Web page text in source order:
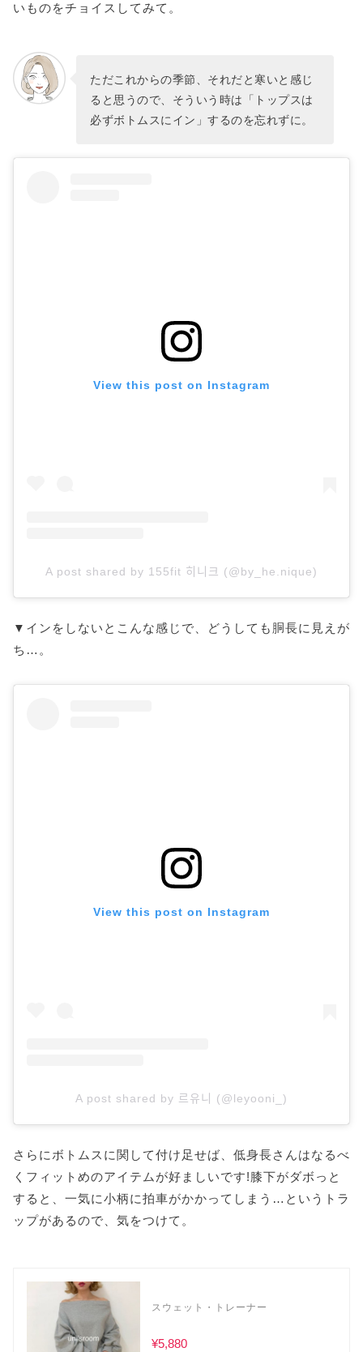
いものをチョイスしてみて。
ただこれからの季節、それだと寒いと感じ
ると思うので、そういう時は「トップスは
必ずボトムスにイン」するのを忘れずに。
View this post on Instagram
A post shared by 155fit 히니크 (@by_he.nique)
▼インをしないとこんな感じで、どうしても胴長に見えが
ち…。
View this post on Instagram
A post shared by 르유니 (@leyooni_)
さらにボトムスに関して付け足せば、低身長さんはなるべ
くフィットめのアイテムが好ましいです!膝下がダボっと
すると、一気に小柄に拍車がかかってしまう…というトラ
ップがあるので、気をつけて。
スウェット・トレーナー
¥5,880